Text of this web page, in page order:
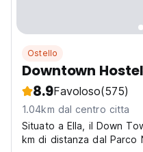
Ostello
Downtown
8.9Favoloso(575)
1.04km dal centro citta
Situato a Ella, il Down
km di distanza dal Parco